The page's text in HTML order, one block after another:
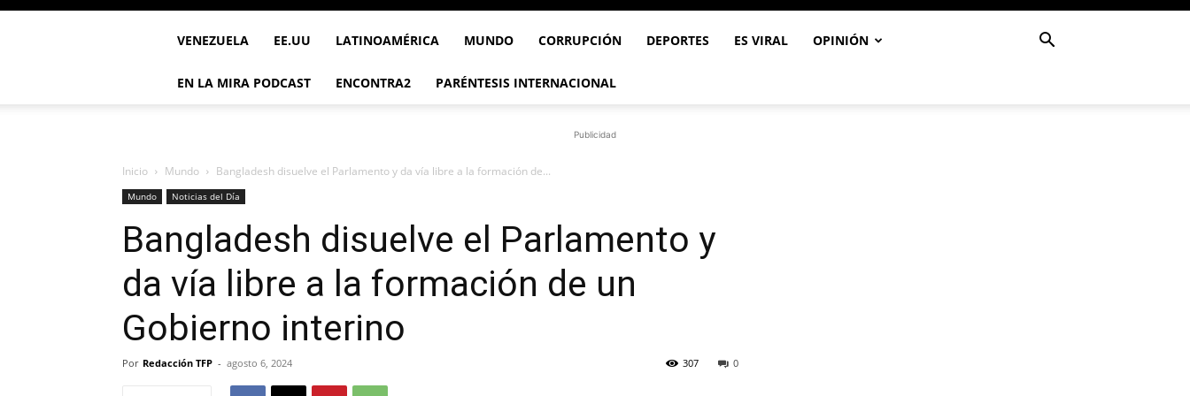
VENEZUELA EE.UU LATINOAMÉRICA MUNDO CORRUPCIÓN DEPORTES ES VIRAL OPINIÓN
EN LA MIRA PODCAST ENCONTRA2 PARÉNTESIS INTERNACIONAL
Publicidad
Inicio Mundo Bangladesh disuelve el Parlamento y da vía libre a la formación de...
Mundo Noticias del Día
Bangladesh disuelve el Parlamento y
da vía libre a la formación de un
Gobierno interino
Por Redacción TFP - agosto 6, 2024 0
307